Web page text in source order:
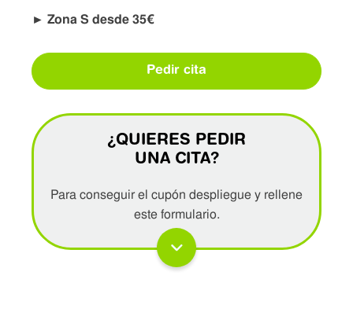
► Zona S desde 35€
Pedir cita
¿QUIERES PEDIR
UNA CITA?
Para conseguir el cupón despliegue y rellene
este formulario.